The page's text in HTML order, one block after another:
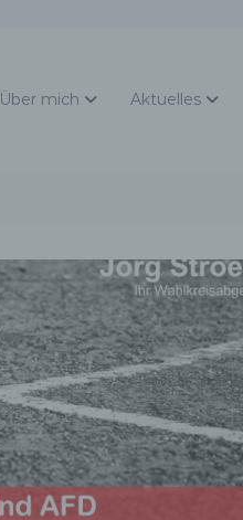
Über mich Aktuelles